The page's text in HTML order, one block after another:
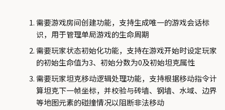
需要游戏房间创建功能，支持生成唯一的游戏会话标
识，用于管理单局游戏的生命周期
需要玩家状态初始化功能，支持在游戏开始时设定玩家
的初始生命值为3、初始分数为0及初始坦克属性
需要玩家坦克移动逻辑处理功能，支持根据移动指令计
算坦克下一帧坐标，并校验与砖墙、钢墙、水域、边界
等地图元素的碰撞情况以阻断非法移动